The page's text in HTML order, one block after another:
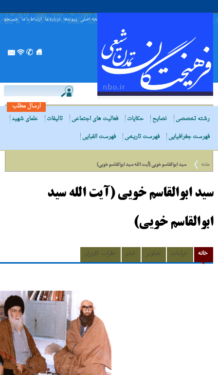
صفحه اصلی پیوندها درباره ما ارتباط با ما جستجو
ارسال مطلب
رشته تخصصی
نصایح حکایات فعالیت های اجتماعی تالیفات
علمای شهید
فهرست جغرافیایی
فهرست تاریخی فهرست الفبایی
خانه سید ابوالقاسم خویی (آیت الله سید ابوالقاسم خویی)
سید ابوالقاسم خویی (آیت الله سید
ابوالقاسم خویی)
خانه جزئیات تصاویر فیلم نظرات کاربران